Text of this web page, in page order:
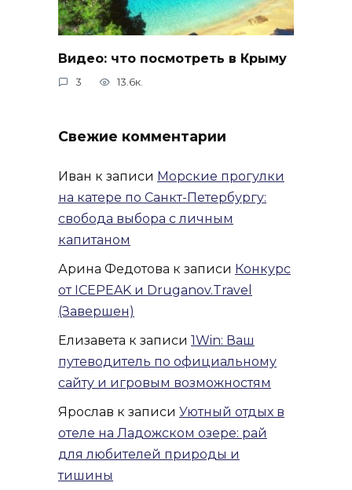
Видео: что посмотреть в Крыму
3 13.6к.
Свежие комментарии
Иван к записи Морские прогулки
на катере по Санкт-Петербургу:
свобода выбора с личным
капитаном
Арина Федотова к записи Конкурс
от ICEPEAK и Druganov.Travel
(Завершен)
Елизавета к записи 1Win: Ваш
путеводитель по официальному
сайту и игровым возможностям
Ярослав к записи Уютный отдых в
отеле на Ладожском озере: рай
для любителей природы и
тишины